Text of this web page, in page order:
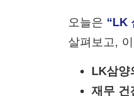
오늘은 “LK
살펴보고,
LK삼양
재무 건